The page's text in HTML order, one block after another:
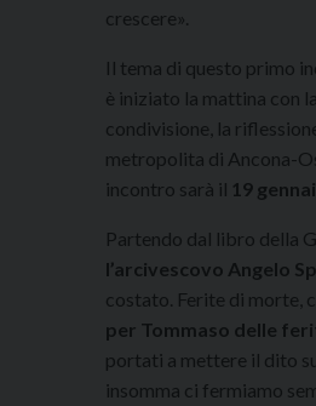
crescere».
Il tema di questo primo
è iniziato la mattina con
condivisione, la
metropolita di Ancona-
incontro sarà il 19
Partendo dal libro della
l’arcivescovo Angelo
costato. Ferite di morte,
per Tommaso delle
portati a mettere il dito
insomma ci fermiamo